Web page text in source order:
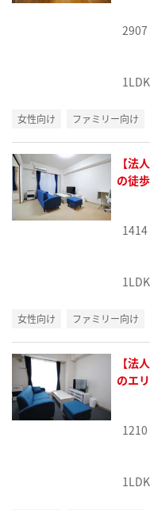
2907
1LDK
女性向け ファミリー向け
【法
の徒
1414
1LDK
女性向け ファミリー向け
【法
のエ
1210
1LDK